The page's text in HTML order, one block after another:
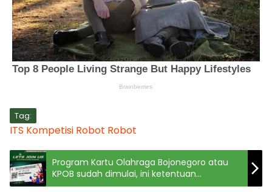
Tag:
ITS Kompetisi Robot Robot
Program Kartu Olahraga Bojonegoro atau
KPOB sudah dimulai, ini ketentuan
mendaftar